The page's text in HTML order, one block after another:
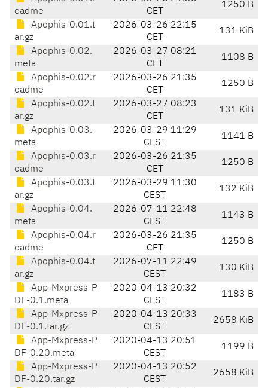
eadme
CET
1250 B
Apophis-0.01.t
ar.gz
2026-03-26 22:15
CET
131 KiB
Apophis-0.02.
meta
2026-03-27 08:21
CET
1108 B
Apophis-0.02.r
eadme
2026-03-26 21:35
CET
1250 B
Apophis-0.02.t
ar.gz
2026-03-27 08:23
CET
131 KiB
Apophis-0.03.
meta
2026-03-29 11:29
CEST
1141 B
Apophis-0.03.r
eadme
2026-03-26 21:35
CET
1250 B
Apophis-0.03.t
ar.gz
2026-03-29 11:30
CEST
132 KiB
Apophis-0.04.
meta
2026-07-11 22:48
CEST
1143 B
Apophis-0.04.r
eadme
2026-03-26 21:35
CET
1250 B
Apophis-0.04.t
ar.gz
2026-07-11 22:49
CEST
130 KiB
App-Mxpress-P
DF-0.1.meta
2020-04-13 20:32
CEST
1183 B
App-Mxpress-P
DF-0.1.tar.gz
2020-04-13 20:33
CEST
2658 KiB
App-Mxpress-P
DF-0.20.meta
2020-04-13 20:51
CEST
1199 B
App-Mxpress-P
DF-0.20.tar.gz
2020-04-13 20:52
CEST
2658 KiB